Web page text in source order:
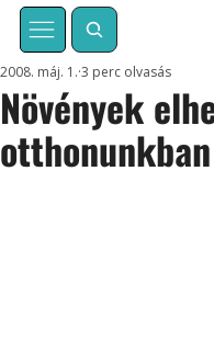
Növények
otthonunkban
2008. máj. 1. 3 perc olvasás